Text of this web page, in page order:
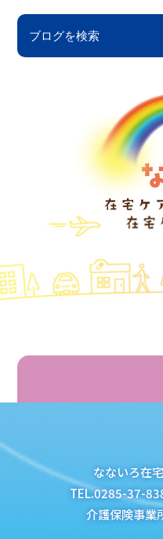
なないろ在
TEL.0285-37-
介護保険事業